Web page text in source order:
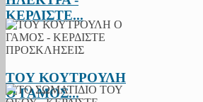
ΚΕΡΔΙΣΤΕ...
ΤΟΥ ΚΟΥΤΡΟΥΛΗ
Ο ΓΑΜΟΣ...